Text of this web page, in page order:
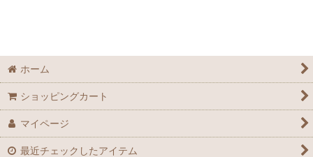
ホーム
ショッピングカート
マイページ
最近チェックしたアイテム